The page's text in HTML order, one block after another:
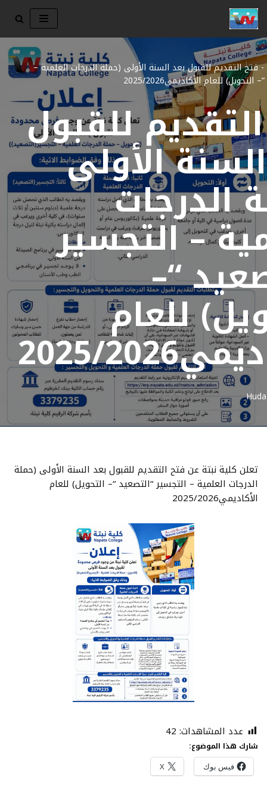
تخطى
إلى
المحتوى-فتح التقديم للقبول بعد السنة الأولى (حملة الدرجات العلمية –
للعام الأكاديمي2025/2026
للقبول
الأولى
الدرجات
– التجسير
“–
للعام
2026
تعلن كلية نبتة عن فتح التقديم للقبول بعد السنة الأولى (حملة
الدرجات العلمية – التجسير “التصعيد “– التحويل) للعام
الأكاديمي2025/2026
عدد المشاهدات: 42
شارك هذا الموضوع:
فيس بوك X